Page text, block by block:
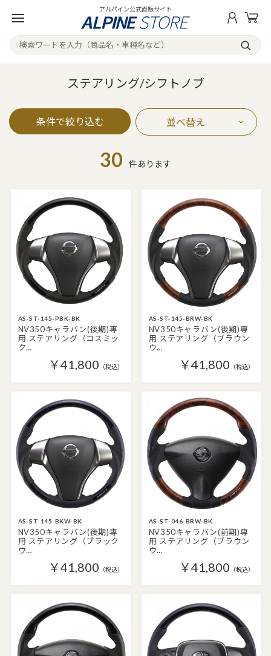
アルパイン公式直販サイト
ステアリング/シフトノブ
条件で絞り込む 並べ替え
30 件あります
AS-ST-145-PBK-BK
NV350キャラバン(後期)専
用 ステアリング（コスミッ
ク…
￥41,800 （税込）
AS-ST-145-BRW-BK
NV350キャラバン(後期)専
用 ステアリング（ブラウン
ウ…
￥41,800 （税込）
AS-ST-145-BKW-BK
NV350キャラバン(後期)専
用 ステアリング（ブラック
ウ…
￥41,800 （税込）
AS-ST-046-BRW-BK
NV350キャラバン(前期)専
用 ステアリング（ブラウン
ウ…
￥41,800 （税込）